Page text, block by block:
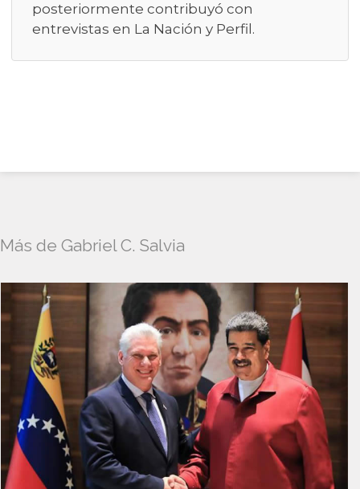
posteriormente contribuyó con
entrevistas en La Nación y Perfil.
Más de Gabriel C. Salvia